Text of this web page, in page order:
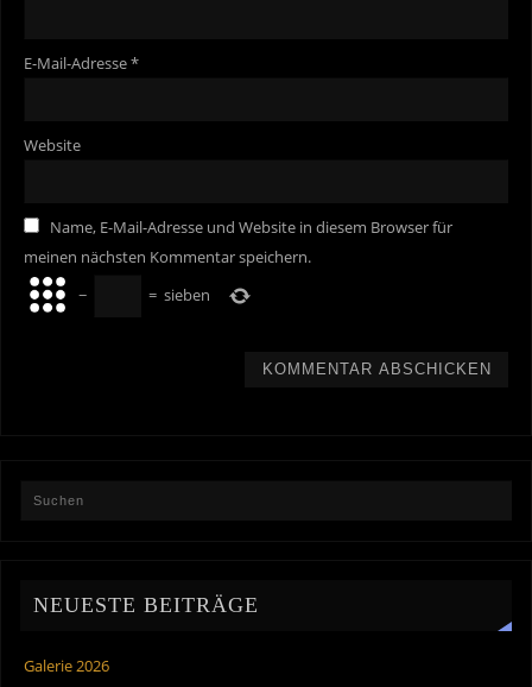
E-Mail-Adresse*
Website
Name, E-Mail-Adresse und Website in diesem Browser für
meinen nächsten Kommentar speichern.
−
= sieben
NEUESTE BEITRÄGE
Galerie 2026